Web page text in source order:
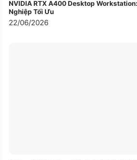
Chất liệu bề mặt
NVIDIA RTX A400 Desktop
Nghiệp Tối Ưu
22/06/2026